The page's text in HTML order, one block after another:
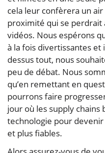
cela leur confèrera un
proximité qui se perdrait
vidéos. Nous espérons
à la fois divertissantes et
dessus tout, nous
peu de débat. Nous
qu’en remettant en
pourrons faire
jour où les supply
technologie pour
et plus fiables.